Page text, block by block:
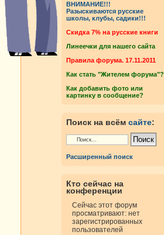
ВНИМАНИЕ!!!
Разыскиваются русские
школы, клубы, садики!!!
Cкидка 7% на русские книги
Линеечки для нашего сайта
Правила форума. 17.11.2011
Как стать "Жителем форума"?
Как добавить фото или
картинку в сообщение?
Поиск на всём сайте:
Расширенный поиск
Кто сейчас на
конференции
Сейчас этот форум
просматривают: нет
зарегистрированных
пользователей